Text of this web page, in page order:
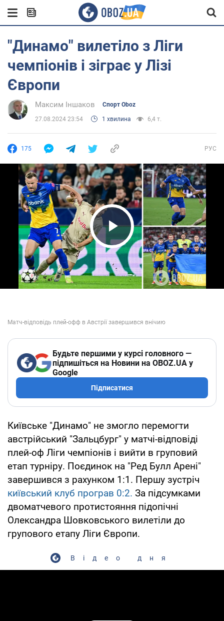
"Динамо" вилетіло з Ліги
чемпіонів і зіграє у Лізі
Європи
Максим Іншаков Спорт Oboz
27.08.2024 23:54 1 хвилина 6,4 т.
175 РУС
Play Video
Будьте першими у курсі головного —
підпишіться на Новини на OBOZ.UA у
Google
Підписатися
Київське "Динамо" не змогло перемогти
австрійський "Зальцбург" у матчі-відповіді
плей-оф Ліги чемпіонів і вийти в груповий
етап турніру. Поєдинок на "Ред Булл Арені"
завершився з рахунком 1:1. Першу зустріч
київський клуб програв 0:2. За підсумками
двоматчевого протистояння підопічні
Олександра Шовковського вилетіли до
групового етапу Ліги Європи.
Відео дня